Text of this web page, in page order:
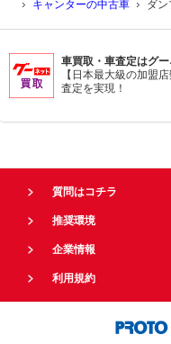
キャンターの中古車
ダ
車買取・車査定はグ
【日本最大級の加盟
査定を実現！
質問はコチラ
推奨環境
企業情報
利用規約